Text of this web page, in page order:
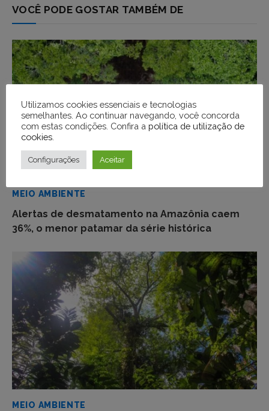
VOCÊ PODE GOSTAR TAMBÉM DE
MEIO AMBIENTE
Alertas de desmatamento na Amazônia caem
36%, o menor patamar da série histórica
MEIO AMBIENTE
Utilizamos cookies essenciais e tecnologias
semelhantes. Ao continuar navegando, você concorda
com estas condições. Confira a política de utilização de
cookies
Configurações Aceitar